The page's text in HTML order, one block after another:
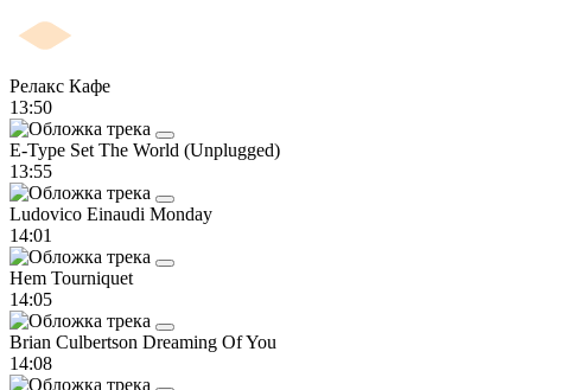
Релакс Кафе
13:50
E-Type Set The World (Unplugged)
13:55
Ludovico Einaudi Monday
14:01
Hem Tourniquet
14:05
Brian Culbertson Dreaming Of You
14:08